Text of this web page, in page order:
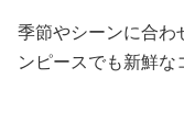
季節やシーンに合わ
ンピースでも新鮮な